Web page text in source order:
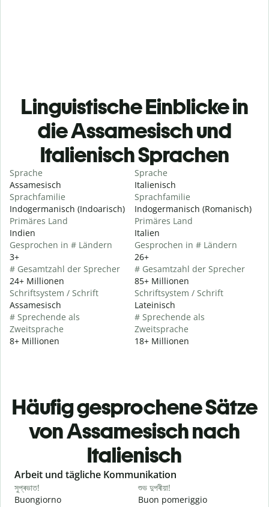
Linguistische Einblicke in
die Assamesisch und
Italienisch Sprachen
Sprache
Assamesisch
Sprachfamilie
Indogermanisch (Indoarisch)
Primäres Land
Indien
Gesprochen in # Ländern
3+
# Gesamtzahl der Sprecher
24+ Millionen
Schriftsystem / Schrift
Assamesisch
# Sprechende als
Zweitsprache
8+ Millionen
Sprache
Italienisch
Sprachfamilie
Indogermanisch (Romanisch)
Primäres Land
Italien
Gesprochen in # Ländern
26+
# Gesamtzahl der Sprecher
85+ Millionen
Schriftsystem / Schrift
Lateinisch
# Sprechende als
Zweitsprache
18+ Millionen
Häufig gesprochene Sätze
von Assamesisch nach
Italienisch
Slide 1 of 6
Arbeit und tägliche Kommunikation
সুপ্ৰভাত!
Buongiorno
শুভ দুপৰীয়া!
Buon pomeriggio